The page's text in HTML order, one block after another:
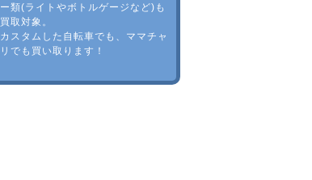
ー類(ライトやボトルゲージなど)も
買取対象。
カスタムした自転車でも、ママチャ
リでも買い取ります！